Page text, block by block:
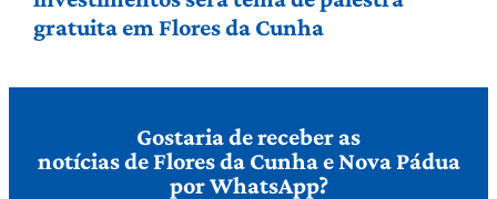
gratuita em Flores da Cunha
Gostaria de receber as
notícias de Flores da Cunha e Nova Pádua
por WhatsApp?